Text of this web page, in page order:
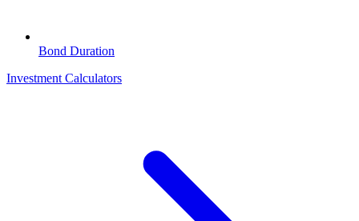
Bond Duration
Investment Calculators